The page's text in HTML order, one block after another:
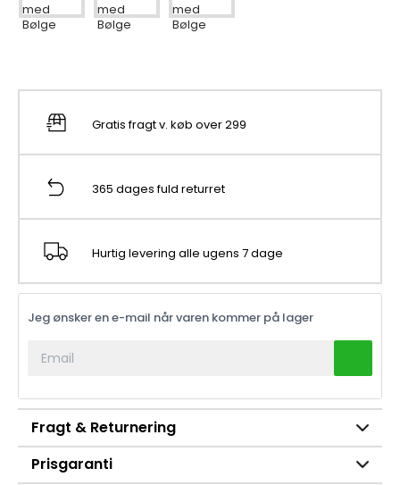
Gratis fragt v. køb over 299
365 dages fuld returret
Hurtig levering alle ugens 7 dage
Jeg ønsker en e-mail når varen kommer på lager
Fragt & Returnering
Prisgaranti